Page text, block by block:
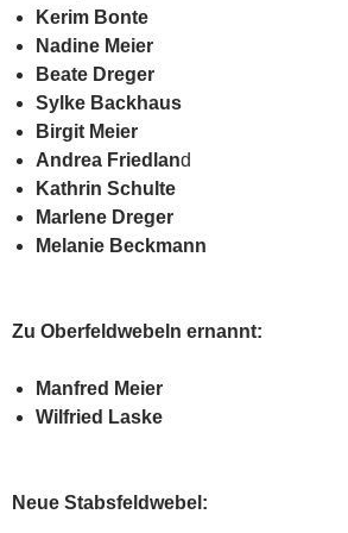
Kerim Bonte
Nadine Meier
Beate Dreger
Sylke Backhaus
Birgit Meier
Andrea Friedland
Kathrin Schulte
Marlene Dreger
Melanie Beckmann
Zu Oberfeldwebeln ernannt:
Manfred Meier
Wilfried Laske
Neue Stabsfeldwebel: